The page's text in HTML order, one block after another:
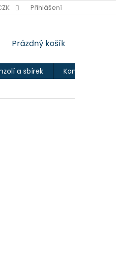
Přihlášení
NÁKUPNÍ
Prázdný košík
a sbírek Kontakty